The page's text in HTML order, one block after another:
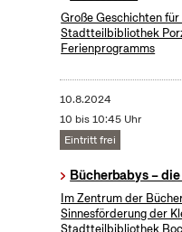
Große Geschichten
Stadtteilbibliothek
Ferienprogramms
10.8.2024
10 bis 10:45 Uhr
Eintritt frei
Bücherbabys –
Im Zentrum der
Sinnesförderung der